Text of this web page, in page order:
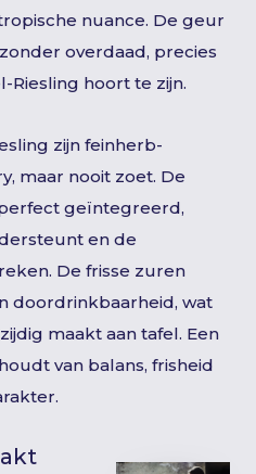
nuance. De geur
overdaad, precies
Riesling hoort te zijn.
zijn feinherb-
maar nooit zoet. De
geïntegreerd,
en de
De frisse zuren
doordrinkbaarheid, wat
maakt aan tafel. Een
van balans, frisheid